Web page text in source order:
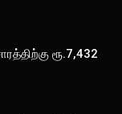
ரூ.7,432